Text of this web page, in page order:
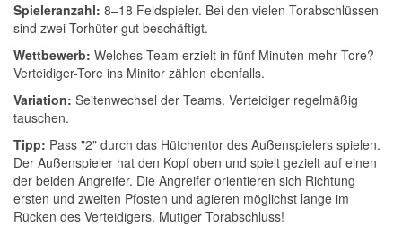
Spieleranzahl: 8–18 Feldspieler. Bei den vielen Torabschlüssen
sind zwei Torhüter gut beschäftigt.
Wettbewerb: Welches Team erzielt in fünf Minuten mehr Tore?
Verteidiger-Tore ins Minitor zählen ebenfalls.
Variation: Seitenwechsel der Teams. Verteidiger regelmäßig
tauschen.
Tipp: Pass "2" durch das Hütchentor des Außenspielers spielen.
Der Außenspieler hat den Kopf oben und spielt gezielt auf einen
der beiden Angreifer. Die Angreifer orientieren sich Richtung
ersten und zweiten Pfosten und agieren möglichst lange im
Rücken des Verteidigers. Mutiger Torabschluss!